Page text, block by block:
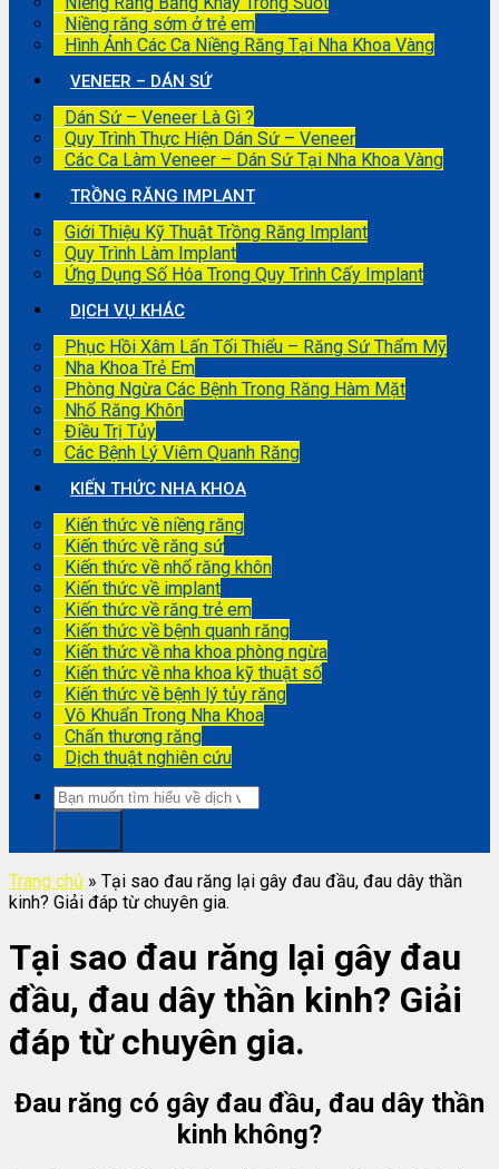
Niềng răng sớm ở trẻ em
Hình Ảnh Các Ca Niềng Răng Tại Nha Khoa Vàng
VENEER – DÁN SỨ
Dán Sứ – Veneer Là Gì ?
Quy Trình Thực Hiện Dán Sứ – Veneer
Các Ca Làm Veneer – Dán Sứ Tại Nha Khoa Vàng
TRỒNG RĂNG IMPLANT
Giới Thiệu Kỹ Thuật Trồng Răng Implant
Quy Trình Làm Implant
Ứng Dụng Số Hóa Trong Quy Trình Cấy Implant
DỊCH VỤ KHÁC
Phục Hồi Xâm Lấn Tối Thiểu – Răng Sứ Thẩm Mỹ
Nha Khoa Trẻ Em
Phòng Ngừa Các Bệnh Trong Răng Hàm Mặt
Nhổ Răng Khôn
Điều Trị Tủy
Các Bệnh Lý Viêm Quanh Răng
KIẾN THỨC NHA KHOA
Kiến thức về niềng răng
Kiến thức về răng sứ
Kiến thức về nhổ răng khôn
Kiến thức về implant
Kiến thức về răng trẻ em
Kiến thức về bệnh quanh răng
Kiến thức về nha khoa phòng ngừa
Kiến thức về nha khoa kỹ thuật số
Kiến thức về bệnh lý tủy răng
Vô Khuẩn Trong Nha Khoa
Chấn thương răng
Dịch thuật nghiên cứu
Trang chủ » Tại sao đau răng lại gây đau đầu, đau dây thần
kinh? Giải đáp từ chuyên gia.
Tại sao đau răng lại gây đau
đầu, đau dây thần kinh? Giải
đáp từ chuyên gia.
Đau răng có gây đau đầu, đau dây thần
kinh không?